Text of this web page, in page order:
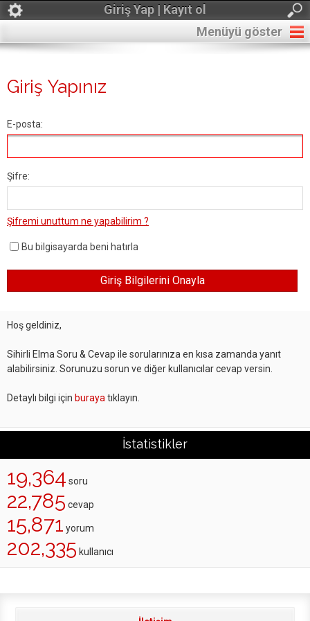
Giriş Yap | Kayıt ol
Menüyü göster
Giriş Yapınız
E-posta:
Şifre:
Şifremi unuttum ne yapabilirim ?
Bu bilgisayarda beni hatırla
Hoş geldiniz,
Sihirli Elma Soru & Cevap ile sorularınıza en kısa zamanda yanıt
alabilirsiniz. Sorunuzu sorun ve diğer kullanıcılar cevap versin.
Detaylı bilgi için buraya tıklayın.
İstatistikler
19,364 soru
22,785 cevap
15,871 yorum
202,335 kullanıcı